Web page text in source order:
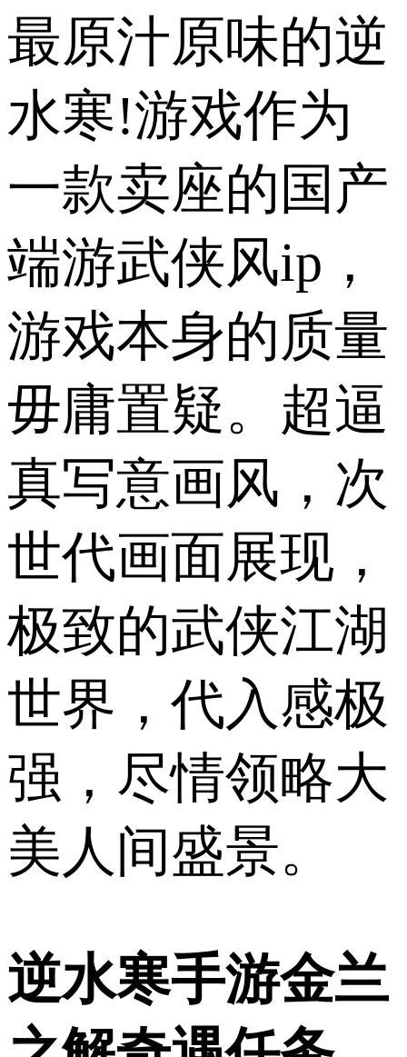
最原汁原味的逆
水寒!游戏作为
一款卖座的国产
端游武侠风ip，
游戏本身的质量
毋庸置疑。超逼
真写意画风，次
世代画面展现，
极致的武侠江湖
世界，代入感极
强，尽情领略大
美人间盛景。
逆水寒手游金兰